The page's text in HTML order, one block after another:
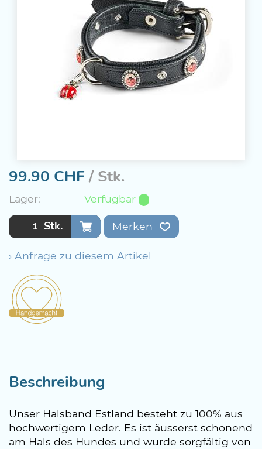
99.90 CHF/ Stk.
Lager: Verfügbar
Stk. Merken
› Anfrage zu diesem Artikel
Beschreibung
Unser Halsband Estland besteht zu 100% aus
hochwertigem Leder. Es ist äusserst schonend
am Hals des Hundes und wurde sorgfältig von